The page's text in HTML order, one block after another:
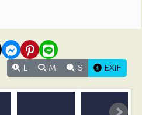
M S EXIF